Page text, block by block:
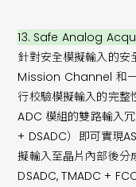
13. Safe Analog
針對安全模擬輸入的安
Mission Channel 和
行校驗模擬輸入的完整
ADC 模組的雙路輸入
+ DSADC）即可實現
擬輸入至晶片內部後分
DSADC, TMADC +